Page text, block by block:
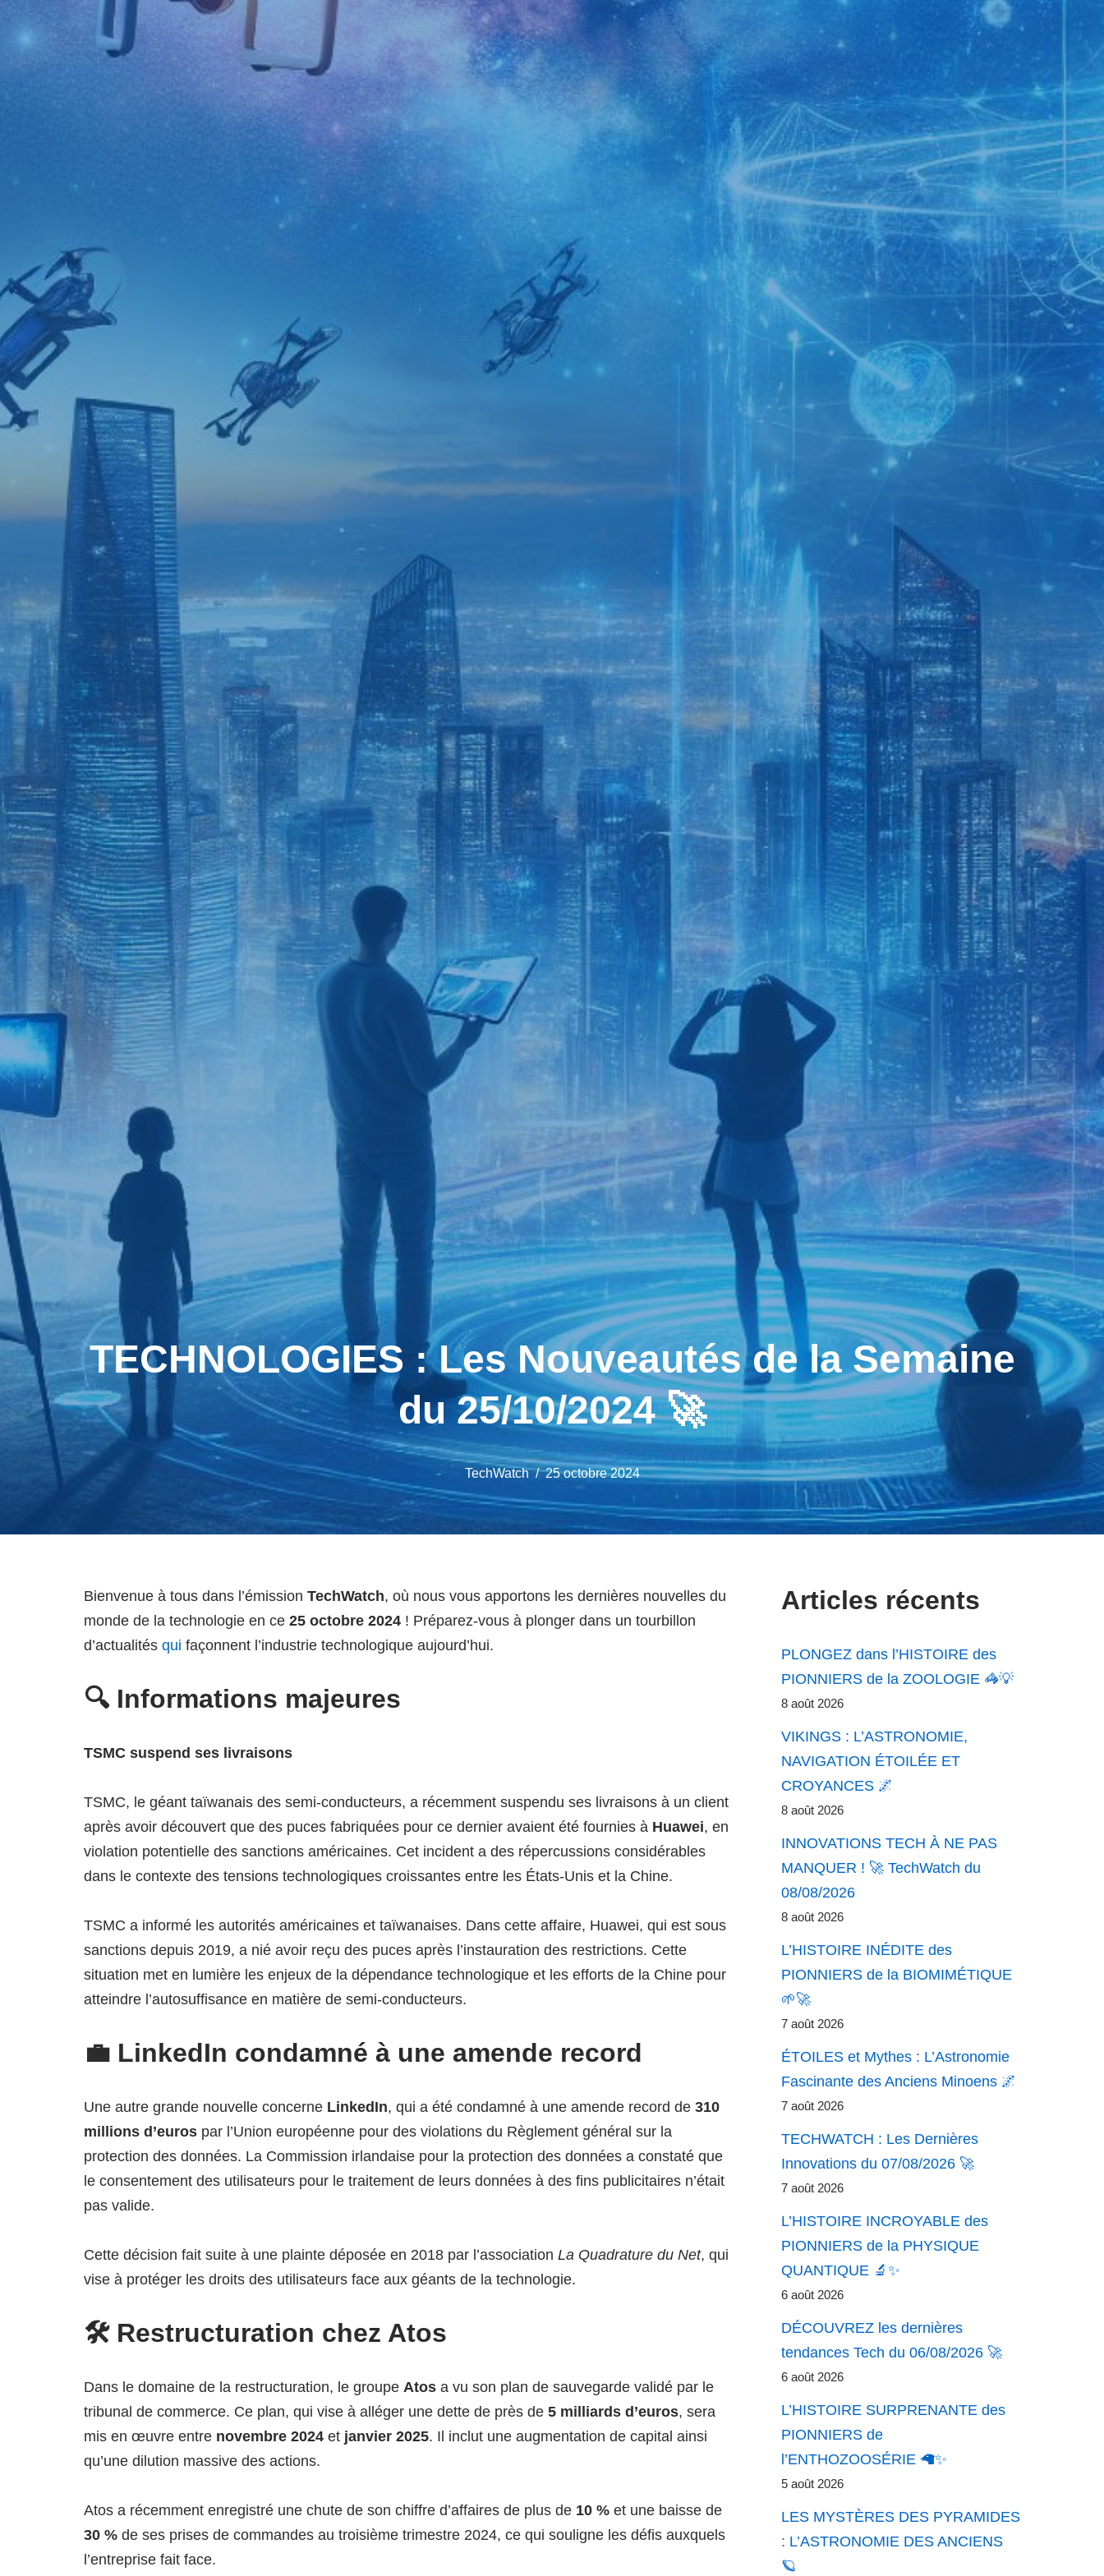
TECHNOLOGIES : Les Nouveautés de la Semaine
du 25/10/2024 🚀
TechWatch 25 octobre 2024
Bienvenue à tous dans l’émission TechWatch, où nous vous apportons les dernières nouvelles du
monde de la technologie en ce 25 octobre 2024 ! Préparez-vous à plonger dans un tourbillon
d’actualités qui façonnent l’industrie technologique aujourd’hui.
🔍 Informations majeures
TSMC suspend ses livraisons
TSMC, le géant taïwanais des semi-conducteurs, a récemment suspendu ses livraisons à un client
après avoir découvert que des puces fabriquées pour ce dernier avaient été fournies à Huawei, en
violation potentielle des sanctions américaines. Cet incident a des répercussions considérables
dans le contexte des tensions technologiques croissantes entre les États-Unis et la Chine.
TSMC a informé les autorités américaines et taïwanaises. Dans cette affaire, Huawei, qui est sous
sanctions depuis 2019, a nié avoir reçu des puces après l’instauration des restrictions. Cette
situation met en lumière les enjeux de la dépendance technologique et les efforts de la Chine pour
atteindre l’autosuffisance en matière de semi-conducteurs.
💼 LinkedIn condamné à une amende record
Une autre grande nouvelle concerne LinkedIn, qui a été condamné à une amende record de 310
millions d’euros par l’Union européenne pour des violations du Règlement général sur la
protection des données. La Commission irlandaise pour la protection des données a constaté que
le consentement des utilisateurs pour le traitement de leurs données à des fins publicitaires n’était
pas valide.
Cette décision fait suite à une plainte déposée en 2018 par l’association La Quadrature du Net, qui
vise à protéger les droits des utilisateurs face aux géants de la technologie.
🛠️ Restructuration chez Atos
Dans le domaine de la restructuration, le groupe Atos a vu son plan de sauvegarde validé par le
tribunal de commerce. Ce plan, qui vise à alléger une dette de près de 5 milliards d’euros, sera
mis en œuvre entre novembre 2024 et janvier 2025. Il inclut une augmentation de capital ainsi
qu’une dilution massive des actions.
Atos a récemment enregistré une chute de son chiffre d’affaires de plus de 10 % et une baisse de
30 % de ses prises de commandes au troisième trimestre 2024, ce qui souligne les défis auxquels
l’entreprise fait face.
Articles récents
PLONGEZ dans l’HISTOIRE des
PIONNIERS de la ZOOLOGIE 🦓💡
8 août 2026
VIKINGS : L’ASTRONOMIE,
NAVIGATION ÉTOILÉE ET
CROYANCES 🌌
8 août 2026
INNOVATIONS TECH À NE PAS
MANQUER ! 🚀 TechWatch du
08/08/2026
8 août 2026
L’HISTOIRE INÉDITE des
PIONNIERS de la BIOMIMÉTIQUE
🌱🚀
7 août 2026
ÉTOILES et Mythes : L’Astronomie
Fascinante des Anciens Minoens 🌌
7 août 2026
TECHWATCH : Les Dernières
Innovations du 07/08/2026 🚀
7 août 2026
L’HISTOIRE INCROYABLE des
PIONNIERS de la PHYSIQUE
QUANTIQUE 🔬✨
6 août 2026
DÉCOUVREZ les dernières
tendances Tech du 06/08/2026 🚀
6 août 2026
L’HISTOIRE SURPRENANTE des
PIONNIERS de
l’ENTHOZOOSÉRIE 🦙✨
5 août 2026
LES MYSTÈRES DES PYRAMIDES
: L’ASTRONOMIE DES ANCIENS
🪐